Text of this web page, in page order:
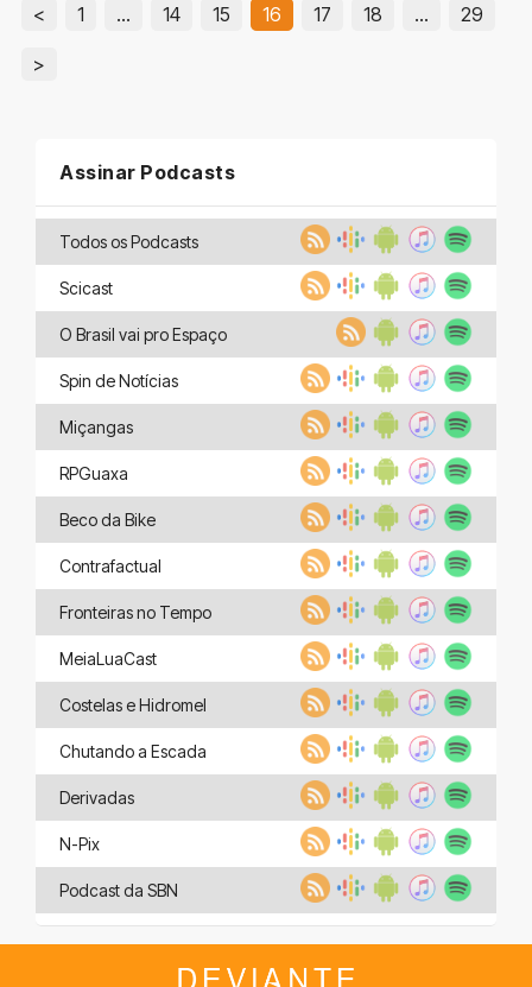
< 1 … 14 15 16 17 18 … 29
>
Assinar Podcasts
Todos os Podcasts
Scicast
O Brasil vai pro Espaço
Spin de Notícias
Miçangas
RPGuaxa
Beco da Bike
Contrafactual
Fronteiras no Tempo
MeiaLuaCast
Costelas e Hidromel
Chutando a Escada
Derivadas
N-Pix
Podcast da SBN